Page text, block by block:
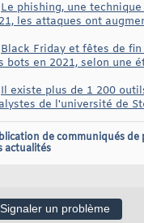
Le phishing, une
les attaques ont
Black Friday et fêtes de
bots en 2021, selon une
Il existe plus de 1 200
de l'université de
de communiqués
actualités
Signaler un problème